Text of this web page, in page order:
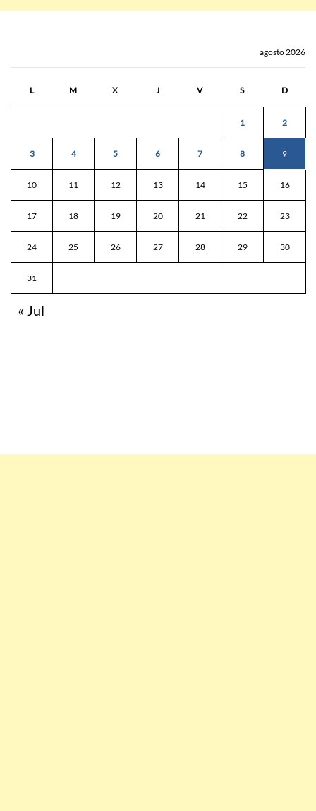
agosto 2026
L M X J V S D
1 2
3 4 5 6 7 8 9
10 11 12 13 14 15 16
17 18 19 20 21 22 23
24 25 26 27 28 29 30
31
« Jul